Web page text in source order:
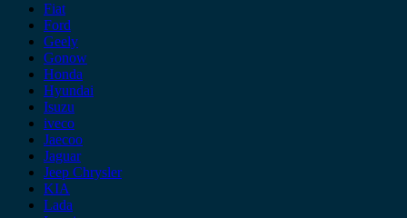
Fiat
Ford
Geely
Gonow
Honda
Hyundai
Isuzu
iveco
Jaecoo
Jaguar
Jeep Chrysler
KIA
Lada